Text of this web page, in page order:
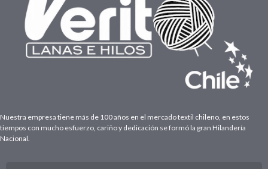
Nuestra empresa tiene más de 100 años en el mercado textil chileno, en estos
tiempos con mucho esfuerzo, cariño y dedicación se formó la gran Hilandería
Nacional.